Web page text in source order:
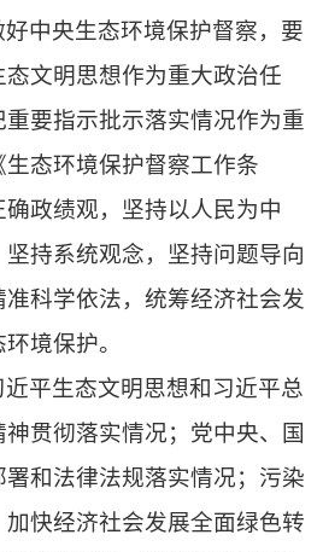
中央生态环境保护督察，要
文明思想作为重大政治任
要指示批示落实情况作为重
态环境保护督察工作条
政绩观，坚持以人民为中
持系统观念，坚持问题导向
科学依法，统筹经济社会发
境保护。
平生态文明思想和习近平总
贯彻落实情况；党中央、国
和法律法规落实情况；污染
快经济社会发展全面绿色转